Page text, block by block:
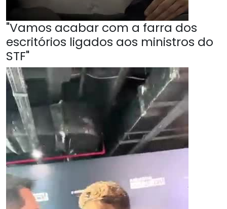
"Vamos acabar com a farra dos
escritórios ligados aos ministros do
STF"